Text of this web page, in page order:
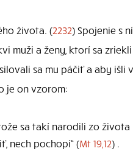
života. (2232) Spojenie s
muži a ženy, ktorí sa
sa mu páčiť a aby
je on vzorom:
sa takí narodili zo
nech pochopí“ (Mt 19,12) .